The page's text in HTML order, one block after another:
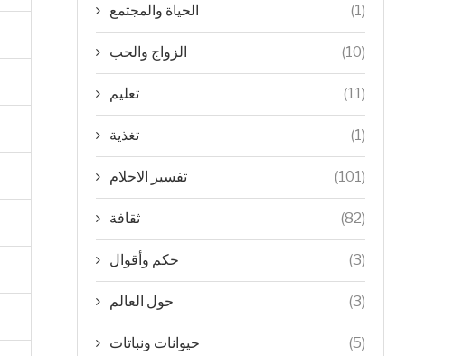
الحياة والمجتمع (1)
الزواج والحب (10)
تعليم (11)
تغذية (1)
تفسير الاحلام (101)
ثقافة (82)
حكم وأقوال (3)
حول العالم (3)
حيوانات ونباتات (5)